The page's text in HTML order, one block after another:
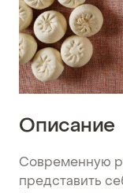
Описание
Современную
представить